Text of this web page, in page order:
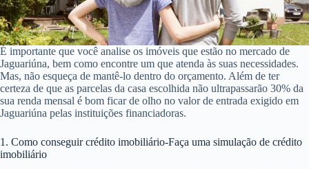
É importante que você analise os imóveis que estão no mercado de
Jaguariúna, bem como encontre um que atenda às suas necessidades.
Mas, não esqueça de mantê-lo dentro do orçamento. Além de ter
certeza de que as parcelas da casa escolhida não ultrapassarão 30% da
sua renda mensal é bom ficar de olho no valor de entrada exigido em
Jaguariúna pelas instituições financiadoras.
1. Como conseguir crédito imobiliário-Faça uma simulação de crédito
imobiliário